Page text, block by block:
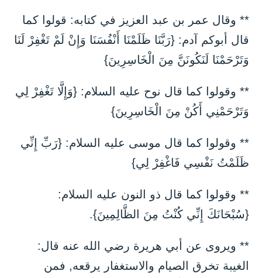
** وقال عمر بن عبد العزيز في كتابه: قولوا كما
قال أبوكم آدم: {رَبَّنَا ظَلَمْنَا أَنْفُسَنَا وَإِنْ لَمْ تَغْفِرْ لَنَا
وَتَرْحَمْنَا لَنَكُونَنَّ مِنَ الْخَاسِرِينَ}
** وقولوا كما قال نوح عليه السلام: {وَإِلَّا تَغْفِرْ لِي
وَتَرْحَمْنِي أَكُنْ مِنَ الْخَاسِرِينَ}
** وقولوا كما قال موسى عليه السلام: {رَبِّ إِنِّي
ظَلَمْتُ نَفْسِي فَاغْفِرْ لِي}
** وقولوا كما قال ذو النون عليه السلام:
{سُبْحَانَكَ إِنِّي كُنْتُ مِنَ الظَّالِمِينَ}.
** ويروى عن أبي هريرة رضي الله عنه قال:
الغيبة تخرق الصيام والاستغفار يرقعه, فمن